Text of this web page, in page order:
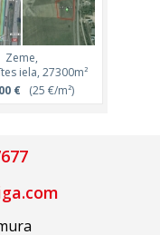
Zeme,
iela, 27300m²
€(25 €/m²)